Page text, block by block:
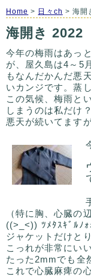
Home > 日々ch > 海開
海開き 2022
今年の梅雨はあっ
が、屋久島は4～5
もなんだかんだ悪
いカンジです。蒸
この気候、梅雨と
しまうのは私だけ
悪天が続いてます
（特に胸、心臓の
((>_<)) ﾂﾒﾀｽｷﾞﾙﾉｫ
ジャケットだけと
こっれが非常にい
たった2mmでも全
これで心臓麻痺の